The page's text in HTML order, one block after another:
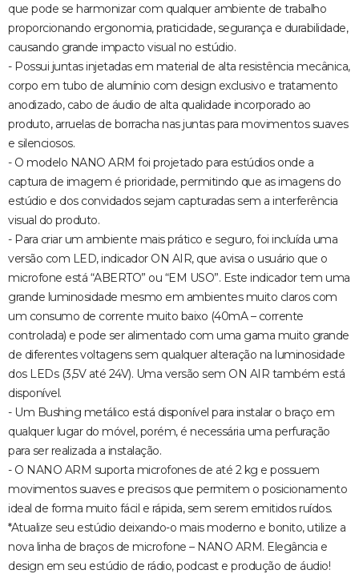
que pode se harmonizar com qualquer ambiente de trabalho
proporcionando ergonomia, praticidade, segurança e durabilidade,
causando grande impacto visual no estúdio.
- Possui juntas injetadas em material de alta resistência mecânica,
corpo em tubo de alumínio com design exclusivo e tratamento
anodizado, cabo de áudio de alta qualidade incorporado ao
produto, arruelas de borracha nas juntas para movimentos suaves
e silenciosos.
- O modelo NANO ARM foi projetado para estúdios onde a
captura de imagem é prioridade, permitindo que as imagens do
estúdio e dos convidados sejam capturadas sem a interferência
visual do produto.
- Para criar um ambiente mais prático e seguro, foi incluída uma
versão com LED, indicador ON AIR, que avisa o usuário que o
microfone está “ABERTO” ou “EM USO”. Este indicador tem uma
grande luminosidade mesmo em ambientes muito claros com
um consumo de corrente muito baixo (40mA – corrente
controlada) e pode ser alimentado com uma gama muito grande
de diferentes voltagens sem qualquer alteração na luminosidade
dos LEDs (3,5V até 24V). Uma versão sem ON AIR também está
disponível.
- Um Bushing metálico está disponível para instalar o braço em
qualquer lugar do móvel, porém, é necessária uma perfuração
para ser realizada a instalação.
- O NANO ARM suporta microfones de até 2 kg e possuem
movimentos suaves e precisos que permitem o posicionamento
ideal de forma muito fácil e rápida, sem serem emitidos ruídos.
*Atualize seu estúdio deixando-o mais moderno e bonito, utilize a
nova linha de braços de microfone – NANO ARM. Elegância e
design em seu estúdio de rádio, podcast e produção de áudio!